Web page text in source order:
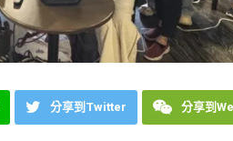
分享到Twitter 分享到